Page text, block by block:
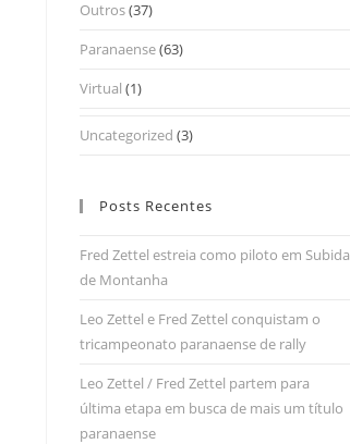
Outros(37)
Paranaense(63)
Virtual (1)
Uncategorized (3)
Posts Recentes
Fred Zettel estreia como piloto em Subida
de Montanha
Leo Zettel e Fred Zettel conquistam o
tricampeonato paranaense de rally
Leo Zettel / Fred Zettel partem para
última etapa em busca de mais um título
paranaense